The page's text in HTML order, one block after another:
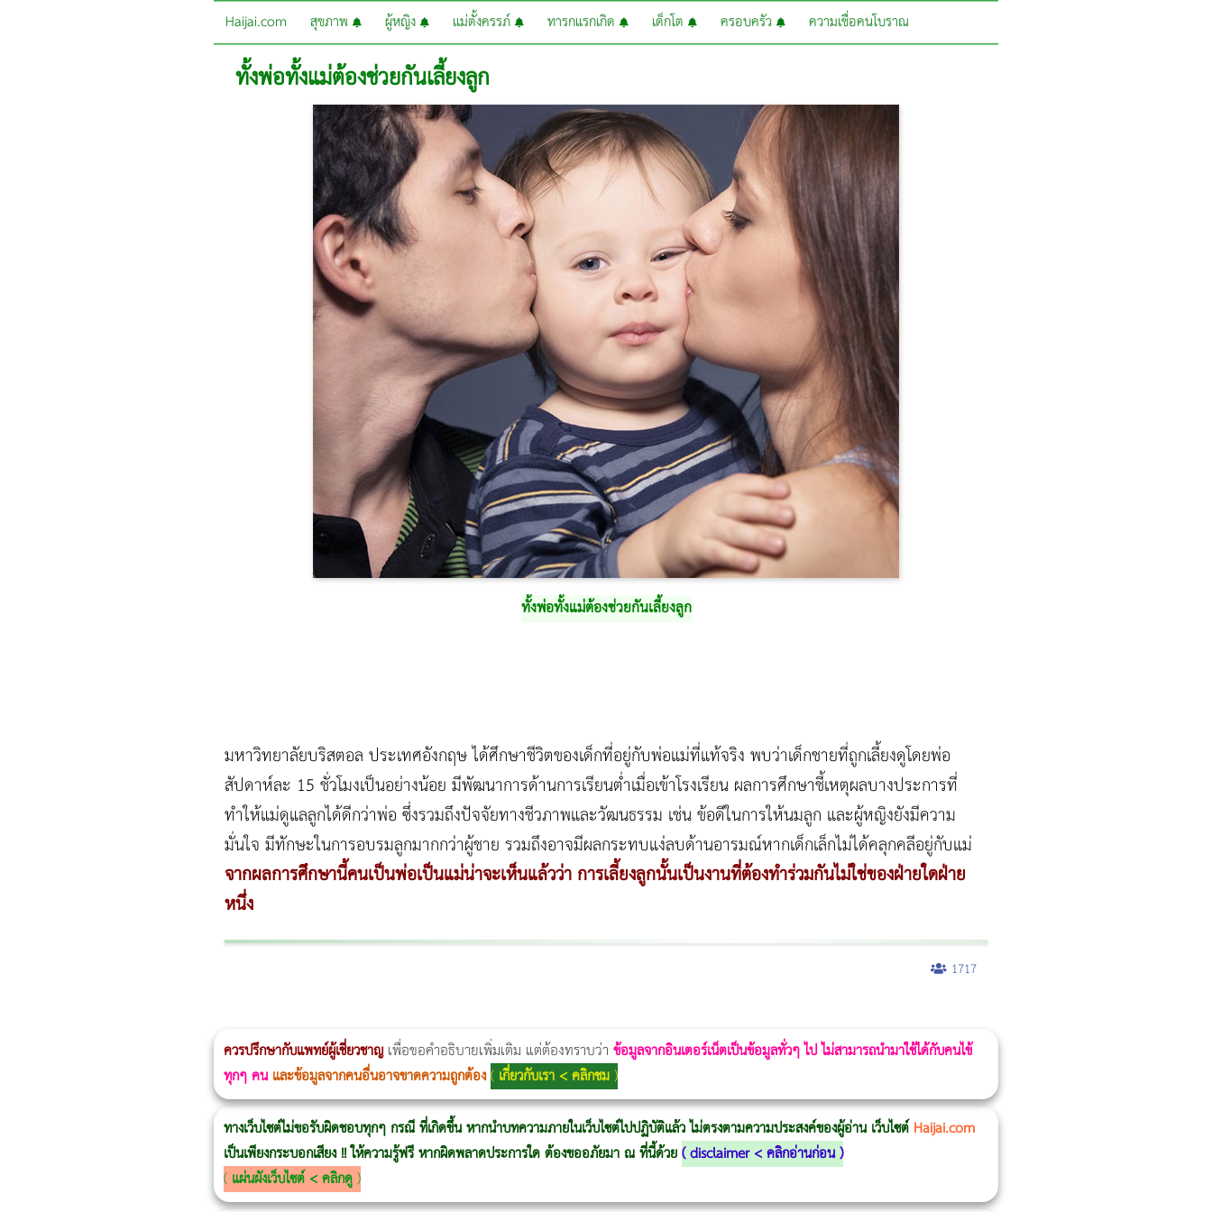
Haijai.com สุขภาพ ผู้หญิง แม่ตั้งครรภ์ ทารกแรกเกิด เด็กโต ครอบครัว ความเชื่อคนโบราณ
ทั้งพ่อทั้งแม่ต้องช่วยกันเลี้ยงลูก
ทั้งพ่อทั้งแม่ต้องช่วยกันเลี้ยงลูก
มหาวิทยาลัยบริสตอล ประเทศอังกฤษ ได้ศึกษาชีวิตของเด็กที่อยู่กับพ่อแม่ที่แท้จริง พบว่าเด็กชายที่ถูกเลี้ยงดูโดยพ่อ
สัปดาห์ละ 15 ชั่วโมงเป็นอย่างน้อย มีพัฒนาการด้านการเรียนต่ำเมื่อเข้าโรงเรียน ผลการศึกษาชี้เหตุผลบางประการที่
ทำให้แม่ดูแลลูกได้ดีกว่าพ่อ ซึ่งรวมถึงปัจจัยทางชีวภาพและวัฒนธรรม เช่น ข้อดีในการให้นมลูก และผู้หญิงยังมีความ
มั่นใจ มีทักษะในการอบรมลูกมากกว่าผู้ชาย รวมถึงอาจมีผลกระทบแง่ลบด้านอารมณ์หากเด็กเล็กไม่ได้คลุกคลีอยู่กับแม่
จากผลการศึกษานี้คนเป็นพ่อเป็นแม่น่าจะเห็นแล้วว่า การเลี้ยงลูกนั้นเป็นงานที่ต้องทำร่วมกันไม่ใช่ของฝ่ายใดฝ่าย
หนึ่ง
1717
ควรปรึกษากับแพทย์ผู้เชี่ยวชาญเพื่อขอคำอธิบายเพิ่มเติม แต่ต้องทราบว่า ข้อมูลจากอินเตอร์เน็ตเป็นข้อมูลทั่วๆ ไป ไม่สามารถนำมาใช้ได้กับคนไข้
ทุกๆ คน และข้อมูลจากคนอื่นอาจขาดความถูกต้อง( เกี่ยวกับเรา < คลิกชม)
ทางเว็บไซต์ไม่ขอรับผิดชอบทุกๆ กรณี ที่เกิดขึ้น หากนำบทความภายในเว็บไซต์ไปปฏิบัติแล้ว ไม่ตรงตามความประสงค์ของผู้อ่าน เว็บไซต์Haijai.com
เป็นเพียงกระบอกเสียง !! ให้ความรู้ฟรี หากผิดพลาดประการใด ต้องขออภัยมา ณ ที่นี้ด้วย(disclaimer < คลิกอ่านก่อน)
( แผ่นผังเว็บไซต์ < คลิกดู)